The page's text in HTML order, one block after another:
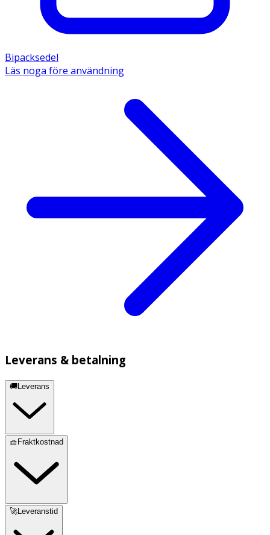
Bipacksedel
Läs noga före användning
Leverans & betalning
🚚Leverans
🧺Fraktkostnad
🚀Leveranstid